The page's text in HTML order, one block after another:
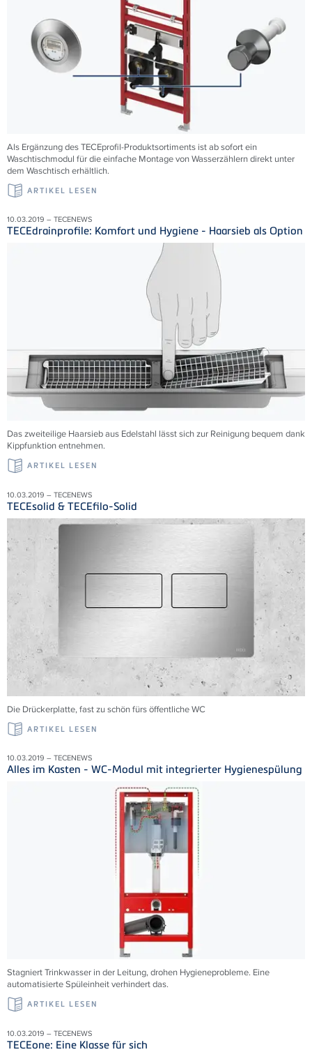
Als Ergänzung des TECEprofil-Produktsortiments ist ab sofort ein
Waschtischmodul für die einfache Montage von Wasserzählern direkt unter
dem Waschtisch erhältlich.
ARTIKEL LESEN
10.03.2019 – TECENEWS
TECEdrainprofile: Komfort und Hygiene - Haarsieb als Option
Das zweiteilige Haarsieb aus Edelstahl lässt sich zur Reinigung bequem dank
Kippfunktion entnehmen.
ARTIKEL LESEN
10.03.2019 – TECENEWS
TECEsolid & TECEfilo-Solid
Die Drückerplatte, fast zu schön fürs öffentliche WC
ARTIKEL LESEN
10.03.2019 – TECENEWS
Alles im Kasten - WC-Modul mit integrierter Hygienespülung
Stagniert Trinkwasser in der Leitung, drohen Hygieneprobleme. Eine
automatisierte Spüleinheit verhindert das.
ARTIKEL LESEN
10.03.2019 – TECENEWS
TECEone: Eine Klasse für sich